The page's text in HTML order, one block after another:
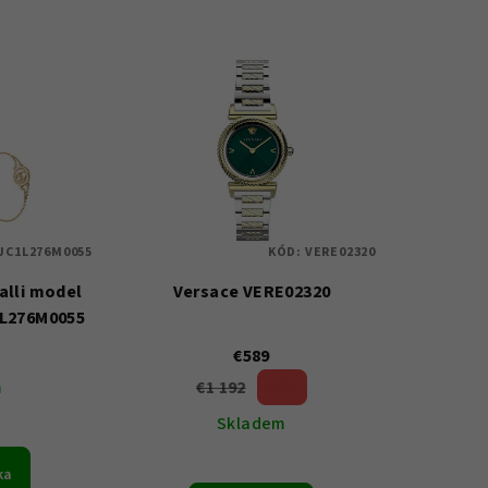
model
Versace VERE02320
€589
€1 192
Skladem
KÓD: VERE02320